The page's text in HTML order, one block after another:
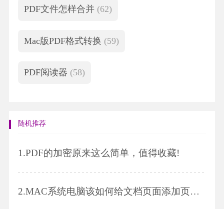
PDF文件怎样合并 (62)
Mac版PDF格式转换 (59)
PDF阅读器 (58)
随机推荐
1.PDF的加密原来这么简单，值得收藏!
2.MAC系统电脑该如何给文档页面添加页码?